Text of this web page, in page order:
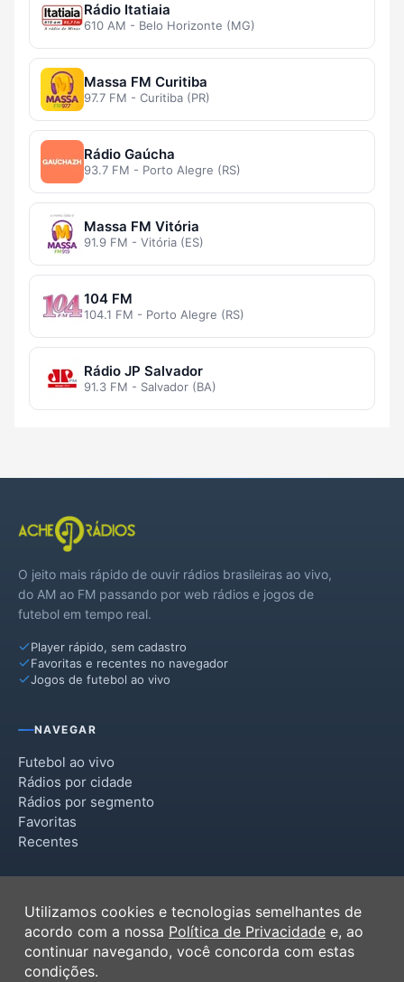
Rádio Itatiaia
610 AM - Belo Horizonte (MG)
Massa FM Curitiba
97.7 FM - Curitiba (PR)
Rádio Gaúcha
93.7 FM - Porto Alegre (RS)
Massa FM Vitória
91.9 FM - Vitória (ES)
104 FM
104.1 FM - Porto Alegre (RS)
Rádio JP Salvador
91.3 FM - Salvador (BA)
O jeito mais rápido de ouvir rádios brasileiras ao vivo,
do AM ao FM passando por web rádios e jogos de
futebol em tempo real.
Player rápido, sem cadastro
Favoritas e recentes no navegador
Jogos de futebol ao vivo
NAVEGAR
Futebol ao vivo
Rádios por cidade
Rádios por segmento
Favoritas
Recentes
Termos de Uso
Política de Privacidade
Ferramentas
Utilizamos cookies e tecnologias semelhantes de
acordo com a nossa Política de Privacidade e, ao
continuar navegando, você concorda com estas
condições.